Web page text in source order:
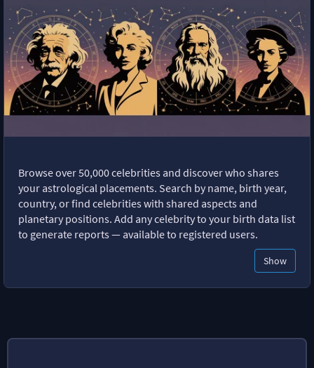
Browse over 50,000 celebrities and discover who shares
your astrological placements. Search by name, birth year,
country, or find celebrities with shared aspects and
planetary positions. Add any celebrity to your birth data list
to generate reports — available to registered users.
Show